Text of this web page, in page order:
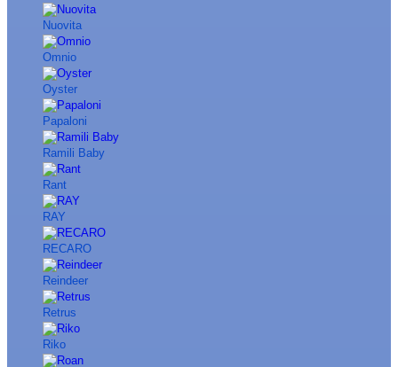
Nuovita
Omnio
Oyster
Papaloni
Ramili Baby
Rant
RAY
RECARO
Reindeer
Retrus
Riko